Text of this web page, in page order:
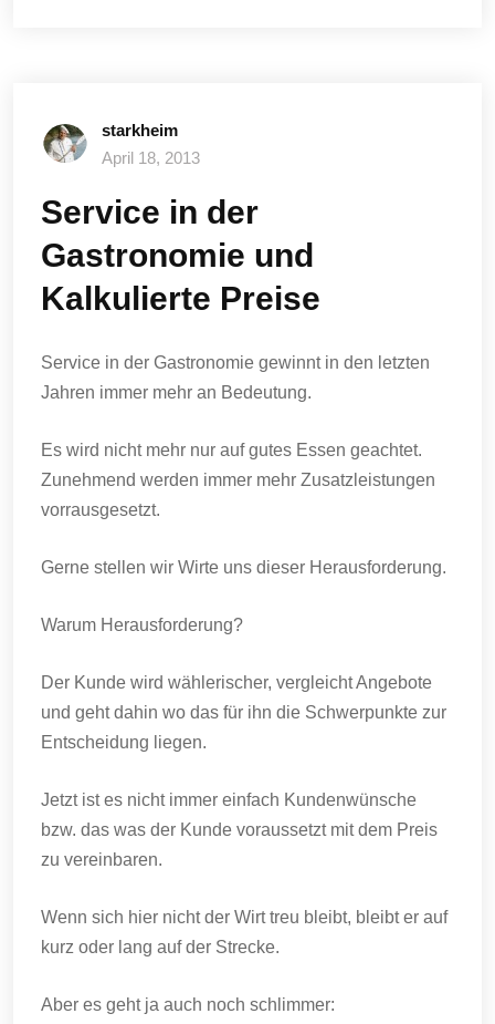
starkheim
April 18, 2013
Service in der
Gastronomie und
Kalkulierte Preise
Service in der Gastronomie gewinnt in den letzten
Jahren immer mehr an Bedeutung.
Es wird nicht mehr nur auf gutes Essen geachtet.
Zunehmend werden immer mehr Zusatzleistungen
vorrausgesetzt.
Gerne stellen wir Wirte uns dieser Herausforderung.
Warum Herausforderung?
Der Kunde wird wählerischer, vergleicht Angebote
und geht dahin wo das für ihn die Schwerpunkte zur
Entscheidung liegen.
Jetzt ist es nicht immer einfach Kundenwünsche
bzw. das was der Kunde voraussetzt mit dem Preis
zu vereinbaren.
Wenn sich hier nicht der Wirt treu bleibt, bleibt er auf
kurz oder lang auf der Strecke.
Aber es geht ja auch noch schlimmer: